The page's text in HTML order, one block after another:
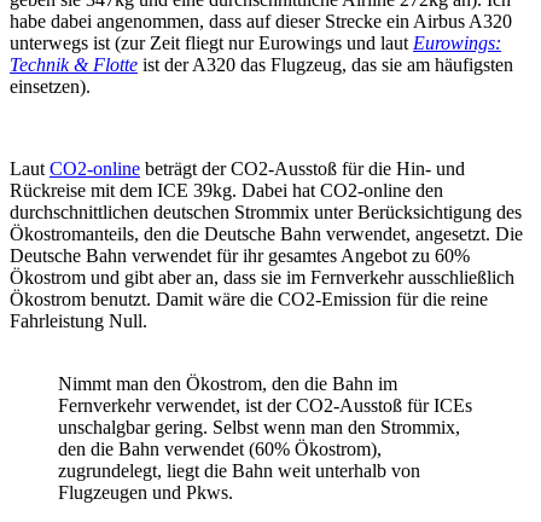
habe dabei angenommen, dass auf dieser Strecke ein Airbus A320
unterwegs ist (zur Zeit fliegt nur Eurowings und laut Eurowings:
Technik & Flotte ist der A320 das Flugzeug, das sie am häufigsten
einsetzen).
Laut CO2-online beträgt der CO2-Ausstoß für die Hin- und
Rückreise mit dem ICE 39kg. Dabei hat CO2-online den
durchschnittlichen deutschen Strommix unter Berücksichtigung des
Ökostromanteils, den die Deutsche Bahn verwendet, angesetzt. Die
Deutsche Bahn verwendet für ihr gesamtes Angebot zu 60%
Ökostrom und gibt aber an, dass sie im Fernverkehr ausschließlich
Ökostrom benutzt. Damit wäre die CO2-Emission für die reine
Fahrleistung Null.
Nimmt man den Ökostrom, den die Bahn im
Fernverkehr verwendet, ist der CO2-Ausstoß für ICEs
unschalgbar gering. Selbst wenn man den Strommix,
den die Bahn verwendet (60% Ökostrom),
zugrundelegt, liegt die Bahn weit unterhalb von
Flugzeugen und Pkws.